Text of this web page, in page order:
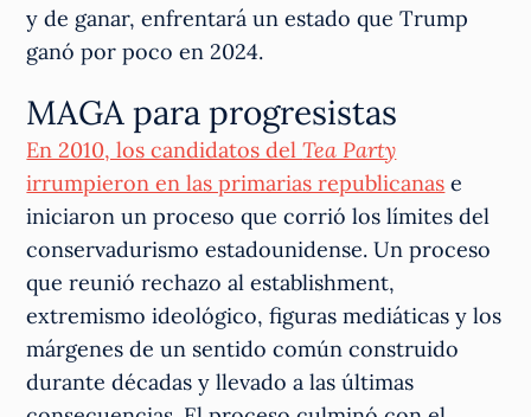
y de ganar, enfrentará un estado que Trump
ganó por poco en 2024.
MAGA para progresistas
En 2010, los candidatos delTea Party
irrumpieron en las primarias republicanas e
iniciaron un proceso que corrió los límites del
conservadurismo estadounidense. Un proceso
que reunió rechazo al establishment,
extremismo ideológico, figuras mediáticas y los
márgenes de un sentido común construido
durante décadas y llevado a las últimas